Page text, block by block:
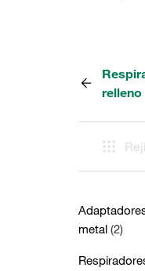
relleno
metal (2)